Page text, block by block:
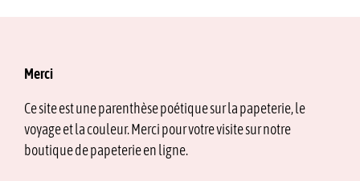
Merci
Ce site est une parenthèse poétique sur la papeterie, le
voyage et la couleur. Merci pour votre visite sur notre
boutique de papeterie en ligne.